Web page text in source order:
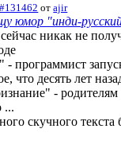
#131462 отajir
юмор "инди-
никак не
программист
что десять лет
- родителям
...
скучного текста